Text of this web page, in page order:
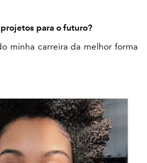
para o futuro?
minha carreira da melhor forma